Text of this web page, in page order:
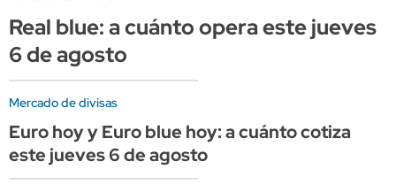
Real blue: a cuánto opera este jueves
6 de agosto
Mercado de divisas
Euro hoy y Euro blue hoy: a cuánto cotiza
este jueves 6 de agosto